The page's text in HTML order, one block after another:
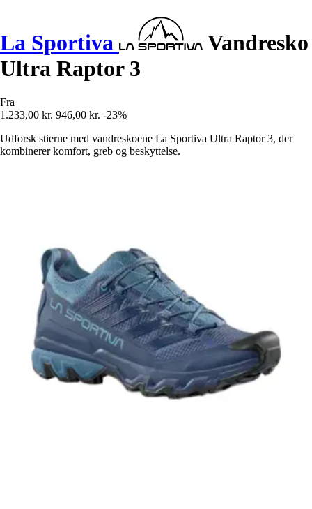
La Sportiva
Vandresko
Ultra Raptor 3
Fra
1.233,00 kr. 946,00 kr. -23%
Udforsk stierne med vandreskoene La Sportiva Ultra Raptor 3, der
kombinerer komfort, greb og beskyttelse.